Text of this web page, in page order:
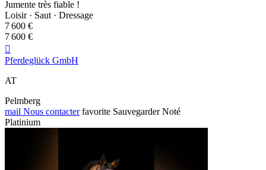
Jumente très fiable !
Loisir · Saut · Dressage
7 600 €
7 600 €

Pferdeglück GmbH
AT
Pelmberg
mail Nous contacter favorite Sauvegarder Noté
Platinium